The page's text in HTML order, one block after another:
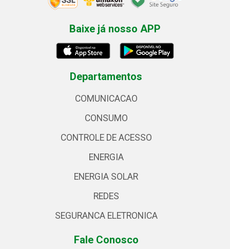
Baixe já nosso APP
Departamentos
COMUNICACAO
CONSUMO
CONTROLE DE ACESSO
ENERGIA
ENERGIA SOLAR
REDES
SEGURANCA ELETRONICA
Fale Conosco